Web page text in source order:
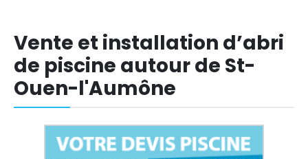
Vente et installation d’abri
de piscine autour de St-
Ouen-l'Aumône